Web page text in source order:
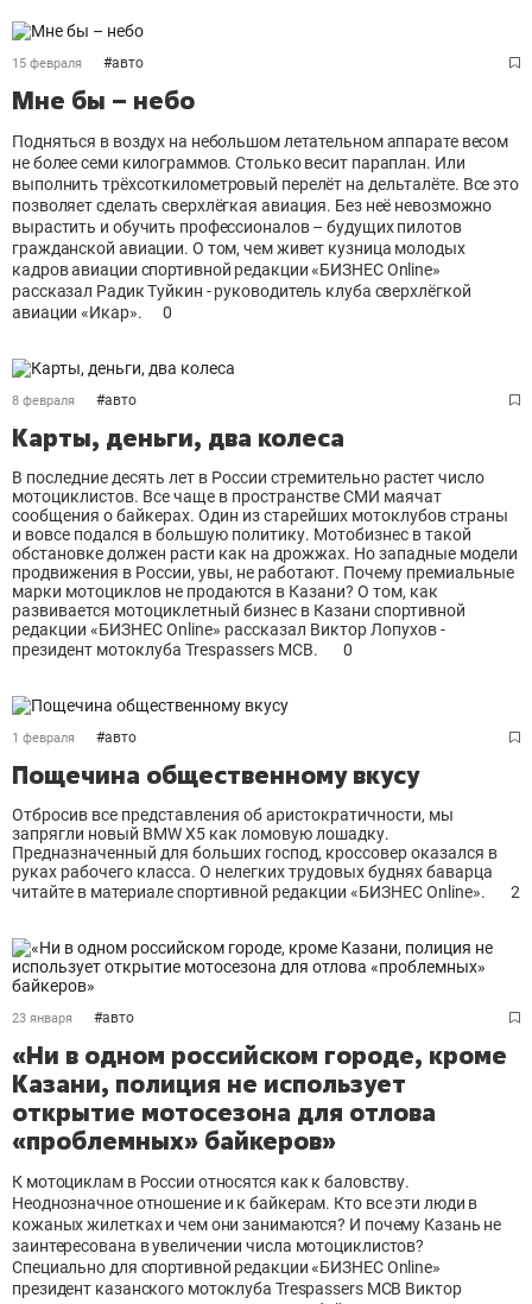
15 февраля #авто
Мне бы – небо
Подняться в воздух на небольшом летательном аппарате весом
не более семи килограммов. Столько весит параплан. Или
выполнить трёхсоткилометровый перелёт на дельталёте. Все это
позволяет сделать сверхлёгкая авиация. Без неё невозможно
вырастить и обучить профессионалов – будущих пилотов
гражданской авиации. О том, чем живет кузница молодых
кадров авиации спортивной редакции «БИЗНЕС Online»
рассказал Радик Туйкин - руководитель клуба сверхлёгкой
авиации «Икар».
0
8 февраля #авто
Карты, деньги, два колеса
В последние десять лет в России стремительно растет число
мотоциклистов. Все чаще в пространстве СМИ маячат
сообщения о байкерах. Один из старейших мотоклубов страны
и вовсе подался в большую политику. Мотобизнес в такой
обстановке должен расти как на дрожжах. Но западные модели
продвижения в России, увы, не работают. Почему премиальные
марки мотоциклов не продаются в Казани? О том, как
развивается мотоциклетный бизнес в Казани спортивной
редакции «БИЗНЕС Online» рассказал Виктор Лопухов -
президент мотоклуба Trespassers MCB.
0
1 февраля #авто
Пощечина общественному вкусу
Отбросив все представления об аристократичности, мы
запрягли новый BMW X5 как ломовую лошадку.
Предназначенный для больших господ, кроссовер оказался в
руках рабочего класса. О нелегких трудовых буднях баварца
читайте в материале спортивной редакции «БИЗНЕС Online».
2
23 января #авто
«Ни в одном российском городе, кроме
Казани, полиция не использует
открытие мотосезона для отлова
«проблемных» байкеров»
К мотоциклам в России относятся как к баловству.
Неоднозначное отношение и к байкерам. Кто все эти люди в
кожаных жилетках и чем они занимаются? И почему Казань не
заинтересована в увеличении числа мотоциклистов?
Специально для спортивной редакции «БИЗНЕС Online»
президент казанского мотоклуба Trespassers MCB Виктор